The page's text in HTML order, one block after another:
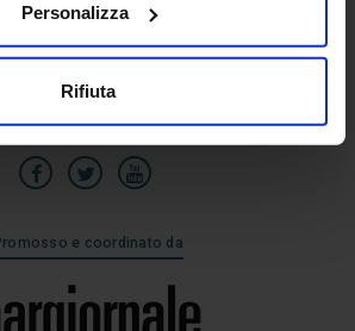
Personalizza
Rifiuta
Senaf srl
Via Eritrea 21/A
20157 | Milano | Italia
e coordinato da